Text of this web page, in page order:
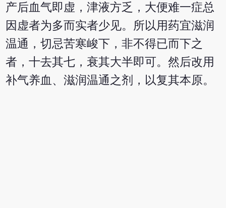
产后血气即虚，津液方乏，大便难一症总
因虚者为多而实者少见。所以用药宜滋润
温通，切忌苦寒峻下，非不得已而下之
者，十去其七，衰其大半即可。然后改用
补气养血、滋润温通之剂，以复其本原。